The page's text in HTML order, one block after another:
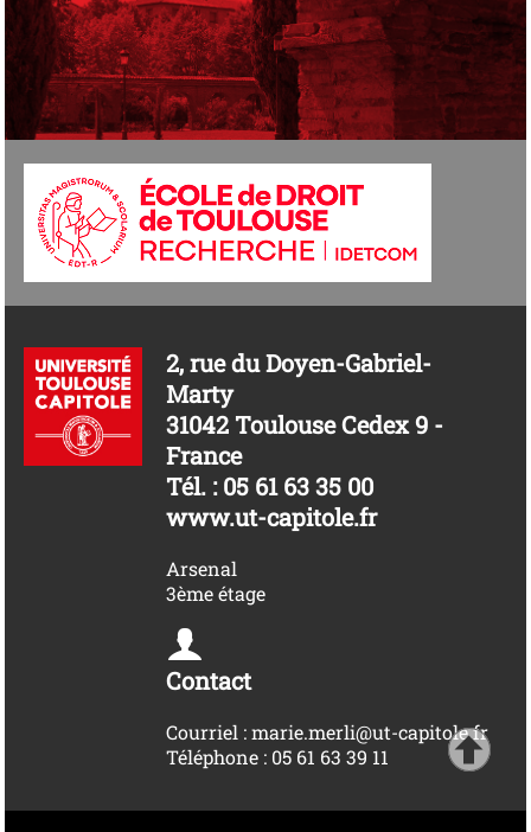
2, rue du Doyen-Gabriel-
Marty
31042 Toulouse Cedex 9 -
France
Tél. : 05 61 63 35 00
www.ut-capitole.fr
Arsenal
3ème étage
Contact
Courriel : marie.merli@ut-capitole.fr
Téléphone : 05 61 63 39 11